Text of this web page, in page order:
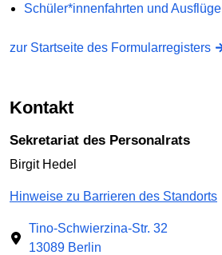
Schüler*innenfahrten und Ausflüge
zur Startseite des Formularregisters
Kontakt
Sekretariat des Personalrats
Birgit Hedel
Hinweise zu Barrieren des Standorts
Tino-Schwierzina-Str. 32
13089 Berlin